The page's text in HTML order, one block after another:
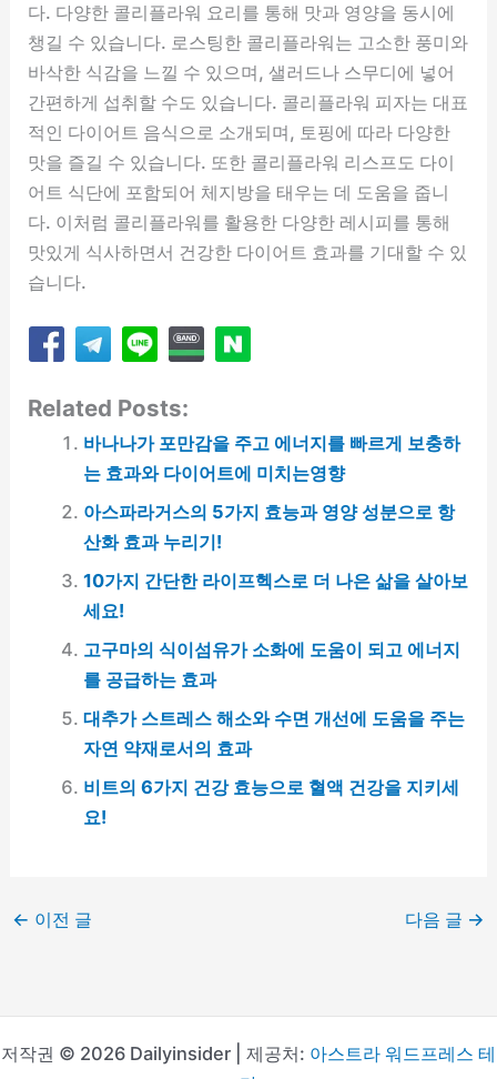
다. 다양한 콜리플라워 요리를 통해 맛과 영양을 동시에
챙길 수 있습니다. 로스팅한 콜리플라워는 고소한 풍미와
바삭한 식감을 느낄 수 있으며, 샐러드나 스무디에 넣어
간편하게 섭취할 수도 있습니다. 콜리플라워 피자는 대표
적인 다이어트 음식으로 소개되며, 토핑에 따라 다양한
맛을 즐길 수 있습니다. 또한 콜리플라워 리스프도 다이
어트 식단에 포함되어 체지방을 태우는 데 도움을 줍니
다. 이처럼 콜리플라워를 활용한 다양한 레시피를 통해
맛있게 식사하면서 건강한 다이어트 효과를 기대할 수 있
습니다.
Related Posts:
바나나가 포만감을 주고 에너지를 빠르게 보충하
는 효과와 다이어트에 미치는영향
아스파라거스의 5가지 효능과 영양 성분으로 항
산화 효과 누리기!
10가지 간단한 라이프헥스로 더 나은 삶을 살아보
세요!
고구마의 식이섬유가 소화에 도움이 되고 에너지
를 공급하는 효과
대추가 스트레스 해소와 수면 개선에 도움을 주는
자연 약재로서의 효과
비트의 6가지 건강 효능으로 혈액 건강을 지키세
요!
← 이전 글 다음 글 →
저작권 © 2026 Dailyinsider | 제공처: 아스트라 워드프레스 테